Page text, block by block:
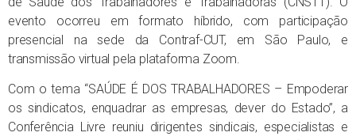
evento ocorreu em formato híbrido, com participação
presencial na sede da Contraf-CUT, em São Paulo, e
transmissão virtual pela plataforma Zoom.
Com o tema “SAÚDE É DOS TRABALHADORES – Empoderar
os sindicatos, enquadrar as empresas, dever do Estado”, a
Conferência Livre reuniu dirigentes sindicais, especialistas e